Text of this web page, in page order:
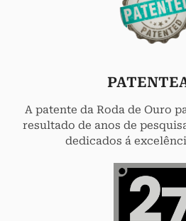
A patente da Roda de Ouro
resultado de anos de
dedicados á